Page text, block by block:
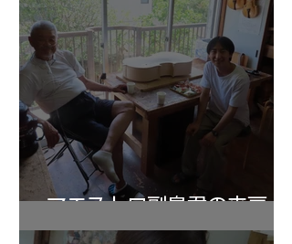
マエストロ副島君の来房